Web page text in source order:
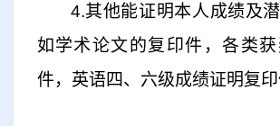
4.其他能证明本人成绩及潜
如学术论文的复印件 ，各类
件， 英语四、六级成绩证明复印